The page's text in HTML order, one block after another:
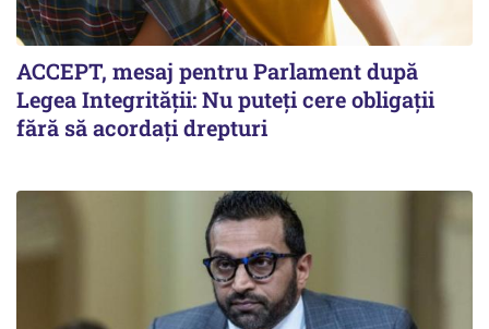
ACCEPT, mesaj pentru Parlament după
Legea Integrității: Nu puteți cere obligații
fără să acordați drepturi